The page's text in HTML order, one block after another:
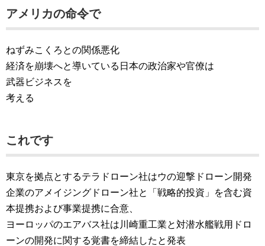
アメリカの命令で
ねずみこくろとの関係悪化
経済を崩壊へと導いている日本の政治家や官僚は
武器ビジネスを
考える
これです
東京を拠点とするテラドローン社はウの迎撃ドローン開発
企業のアメイジングドローン社と「戦略的投資」を含む資
本提携および事業提携に合意、
ヨーロッパのエアバス社は川崎重工業と対潜水艦戦用ドロ
ーンの開発に関する覚書を締結したと発表